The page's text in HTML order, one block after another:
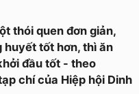
thói quen đơn giản,
huyết tốt hơn, thì ăn
đầu tốt - theo
chí của Hiệp hội Dinh